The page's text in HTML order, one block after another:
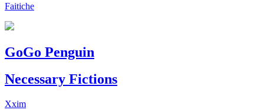
Faitiche
GoGo Penguin
Necessary Fictions
Xxim